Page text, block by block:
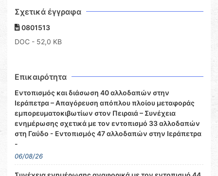
Σχετικά έγγραφα
0801513
DOC - 52,0 KB
Επικαιρότητα
Εντοπισμός και διάσωση 40 αλλοδαπών στην
Ιεράπετρα – Απαγόρευση απόπλου πλοίου μεταφοράς
εμπορευματοκιβωτίων στον Πειραιά – Συνέχεια
ενημέρωσης σχετικά με τον εντοπισμό 33 αλλοδαπών
στη Γαύδο - Εντοπισμός 47 αλλοδαπών στην Ιεράπετρα
-
06/08/26